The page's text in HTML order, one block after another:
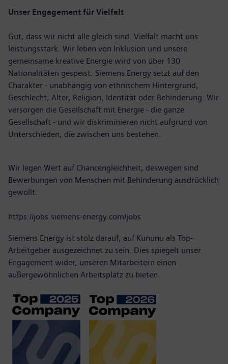
Unser Engagement für Vielfalt
Gut, dass wir nicht alle gleich sind. Vielfalt macht uns
leistungsstark. Wir leben von Inklusion und unsere
gemeinsame kreative Energie wird von über 130
Nationalitäten gespeist. Siemens Energy setzt auf den
Charakter - unabhängig von ethnischem Hintergrund,
Geschlecht, Alter, Religion, Identität oder Behinderung. Wir
versorgen die Gesellschaft mit Energie - die ganze
Gesellschaft - und wir diskriminieren nicht aufgrund von
Unterschieden, die zwischen uns bestehen.
Wir legen Wert auf Chancengleichheit, deswegen sind
Bewerbungen von Menschen mit Behinderung ausdrücklich
gewollt.
https://jobs.siemens-energy.com/jobs
Siemens Energy ist stolz darauf, auf Kununu als Top-
Arbeitgeber ausgezeichnet zu sein. Dies spiegelt unser
Engagement wider, unseren Mitarbeitern einen
außergewöhnlichen Arbeitsplatz zu bieten.